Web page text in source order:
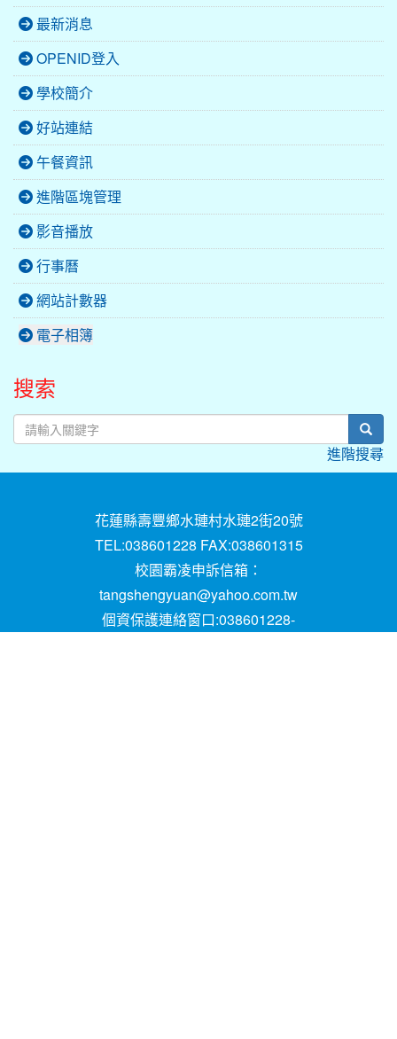
最新消息
OPENID登入
學校簡介
好站連結
午餐資訊
進階區塊管理
影音播放
行事曆
網站計數器
電子相簿
搜索
進階搜尋
花蓮縣壽豐鄉水璉村水璉2街20號
TEL:038601228 FAX:038601315
校園霸凌申訴信箱：
tangshengyuan@yahoo.com.tw
個資保護連絡窗口:038601228-